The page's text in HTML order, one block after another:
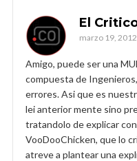
El
marzo 19,
Amigo, puede ser una
compuesta de
errores. Asi que es
lei anterior mente sino
tratandolo de explicar
VooDooChicken, que lo
atreve a plantear una